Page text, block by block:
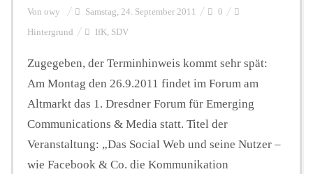
Von owy Samstag, 24. September 2011 0
Hintergrund IfK, SDV
Zugegeben, der Terminhinweis kommt sehr spät:
Am Montag den 26.9.2011 findet im Forum am
Altmarkt das 1. Dresdner Forum für Emerging
Communications & Media statt. Titel der
Veranstaltung: „Das Social Web und seine Nutzer –
wie Facebook & Co. die Kommunikation